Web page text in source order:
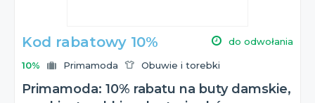
Kod rabatowy 10% do odwołania
10% Primamoda Obuwie i torebki
Primamoda: 10% rabatu na buty damskie,